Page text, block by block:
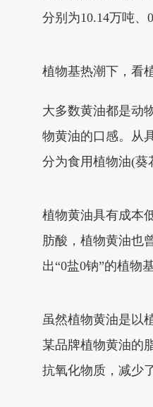
分别为10.14万吨
植物基热潮下，看
大多数黄油都是动
物黄油的口感。从
分为食用植物油(葵
植物黄油具有成本
肪酸，植物黄油也
出“0盐0钠”的植物
虽然植物黄油是以
某品牌植物黄油的
抗氧化物质，减少